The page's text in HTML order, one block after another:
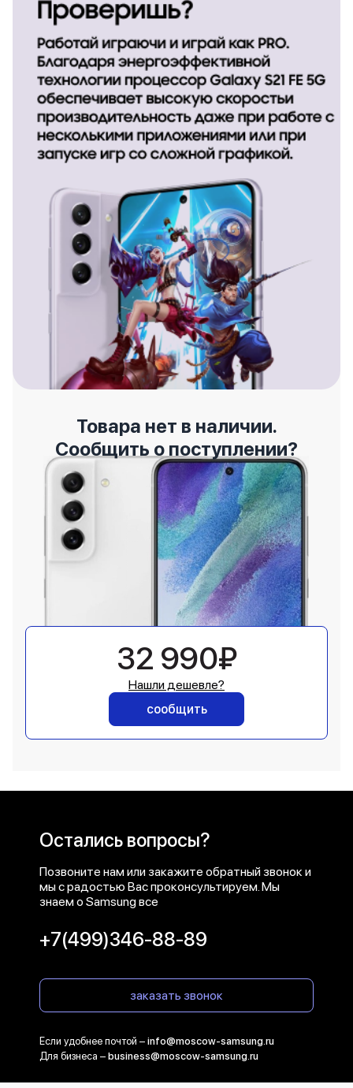
Товара нет в наличии.
Сообщить о поступлении?
32 990₽
Нашли дешевле?
сообщить
Остались вопросы?
Позвоните нам или закажите обратный звонок и
мы с радостью Вас проконсультируем. Мы
знаем о Samsung все
+7(499)346-88-89
заказать звонок
Если удобнее почтой – info@moscow-samsung.ru
Для бизнеса – business@moscow-samsung.ru